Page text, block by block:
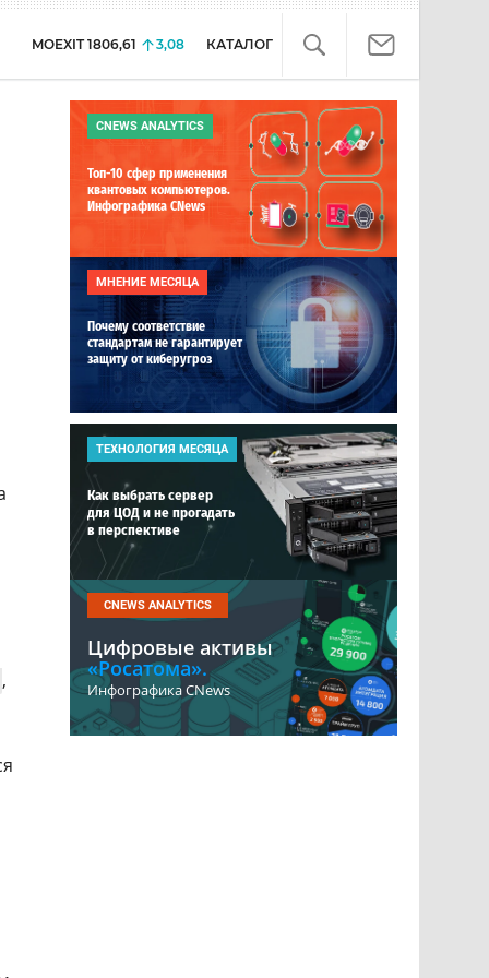
MOEXIT 1806,61 3,08 КАТАЛОГ
,
CNEWS ANALYTICS
Топ-10 сфер применения
квантовых компьютеров.
Инфографика CNews
МНЕНИЕ МЕСЯЦА
Почему соответствие
стандартам не гарантирует
защиту от киберугроз
ТЕХНОЛОГИЯ МЕСЯЦА
Как выбрать сервер
для ЦОД и не прогадать
в перспективе
CNEWS ANALYTICS
Цифровые активы
«Росатома».
Инфографика CNews